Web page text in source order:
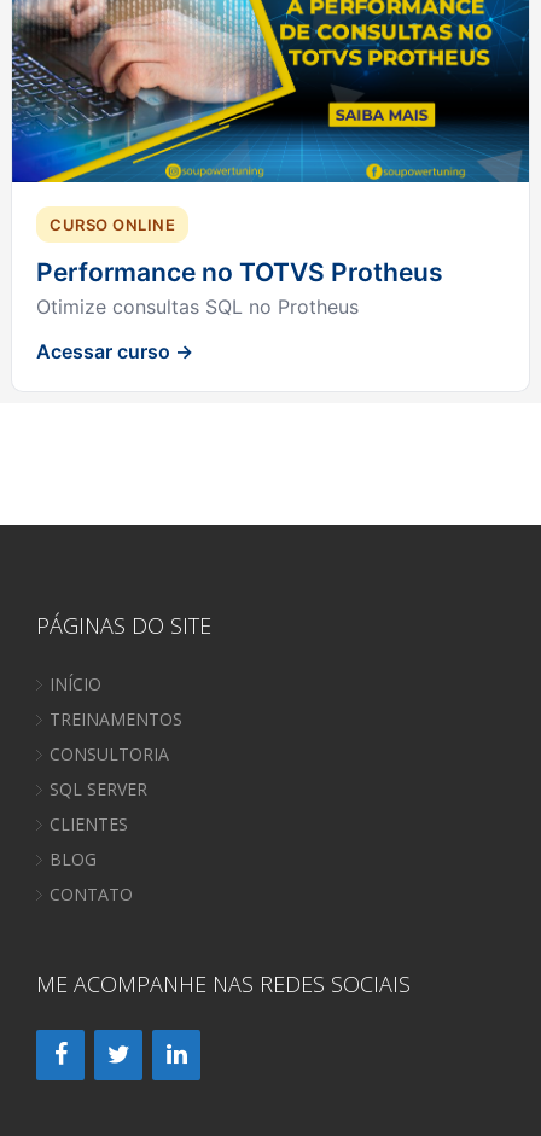
CURSO ONLINE
Performance no TOTVS Protheus
Otimize consultas SQL no Protheus
Acessar curso →
PÁGINAS DO SITE
INÍCIO
TREINAMENTOS
CONSULTORIA
SQL SERVER
CLIENTES
BLOG
CONTATO
ME ACOMPANHE NAS REDES SOCIAIS